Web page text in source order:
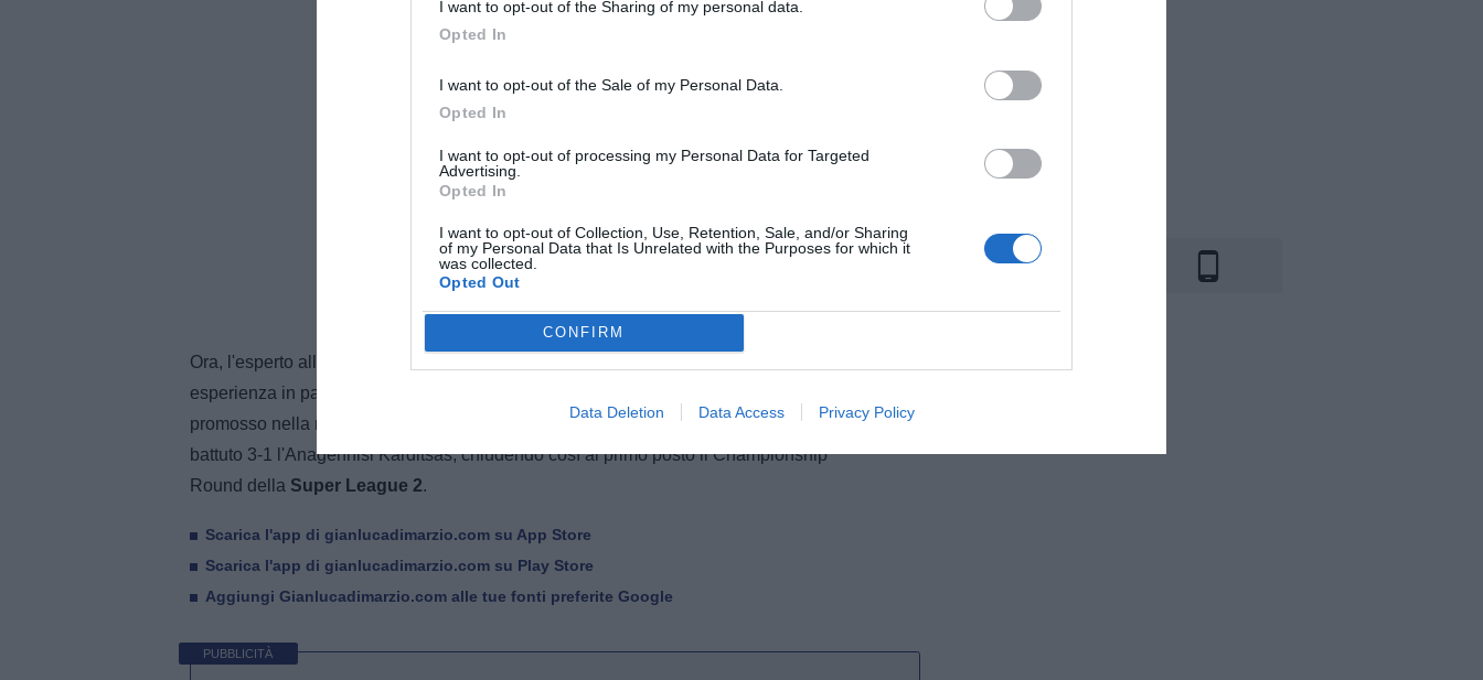
I want to opt-out of the Sharing of my personal data.
Opted In
I want to opt-out of the Sale of my Personal Data.
Opted In
I want to opt-out of processing my Personal Data for Targeted
Advertising.
Opted In
I want to opt-out of Collection, Use, Retention, Sale, and/or Sharing
of my Personal Data that Is Unrelated with the Purposes for which it
was collected.
Opted Out
CONFIRM
Data Deletion Data Access Privacy Policy
Ora, l'esperto allenatore si prepara per una nuova avventura a distanza di 2 anni dall'ultima
esperienza in panchina, ossia alla guida del
promosso nella massima serie greca. Lo scorso 22 marzo, la squadra di Salonicco ha
battuto 3-1 l'Anagennisi Karditsas, chiudendo così al primo posto il Championship
Round della Super League 2.
Scarica l'app di gianlucadimarzio.com su App Store
Scarica l'app di gianlucadimarzio.com su Play Store
Aggiungi Gianlucadimarzio.com alle tue fonti preferite Google
PUBBLICITÀ